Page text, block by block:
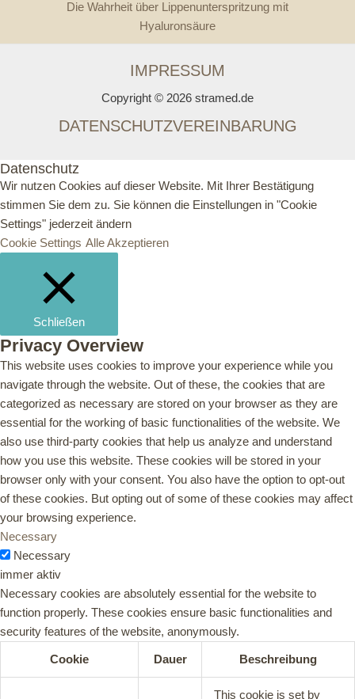
Die Wahrheit über Lippenunterspritzung mit
Hyaluronsäure
IMPRESSUM
Copyright © 2026 stramed.de
DATENSCHUTZVEREINBARUNG
Datenschutz
Wir nutzen Cookies auf dieser Website. Mit Ihrer Bestätigung
stimmen Sie dem zu. Sie können die Einstellungen in "Cookie
Settings" jederzeit ändern
Cookie Settings Alle Akzeptieren
Schließen
Privacy Overview
This website uses cookies to improve your experience while you
navigate through the website. Out of these, the cookies that are
categorized as necessary are stored on your browser as they are
essential for the working of basic functionalities of the website. We
also use third-party cookies that help us analyze and understand
how you use this website. These cookies will be stored in your
browser only with your consent. You also have the option to opt-out
of these cookies. But opting out of some of these cookies may affect
your browsing experience.
Necessary
Necessary
immer aktiv
Necessary cookies are absolutely essential for the website to
function properly. These cookies ensure basic functionalities and
security features of the website, anonymously.
Cookie Dauer Beschreibung
This cookie is set by